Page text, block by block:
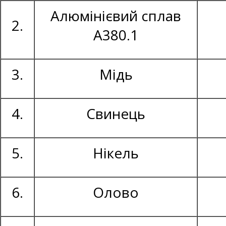
2.
Алюмінієвий сплав
А380.1
3. Мідь
4. Свинець
5. Нікель
6. Олово